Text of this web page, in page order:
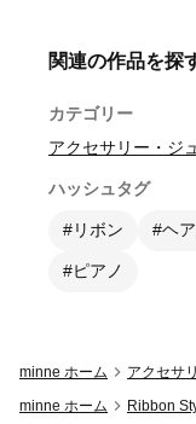
関連の作品を探
カテゴリー
アクセサリー・ジ
ハッシュタグ
#リボン #ヘ
#ピアノ
minne ホーム アクセサ
minne ホーム
Ribbon